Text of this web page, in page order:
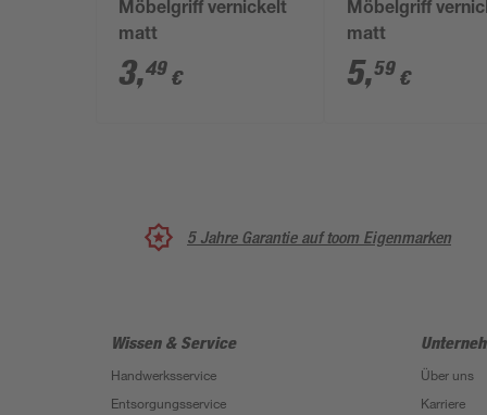
Möbelgriff vernickelt
matt
3,49 €
Möbelgriff
matt
5,59 €
5 Jahre Garantie auf toom Eigenmarken
Wissen & Service
Handwerksservice
Entsorgungsservice
Über uns
Karriere